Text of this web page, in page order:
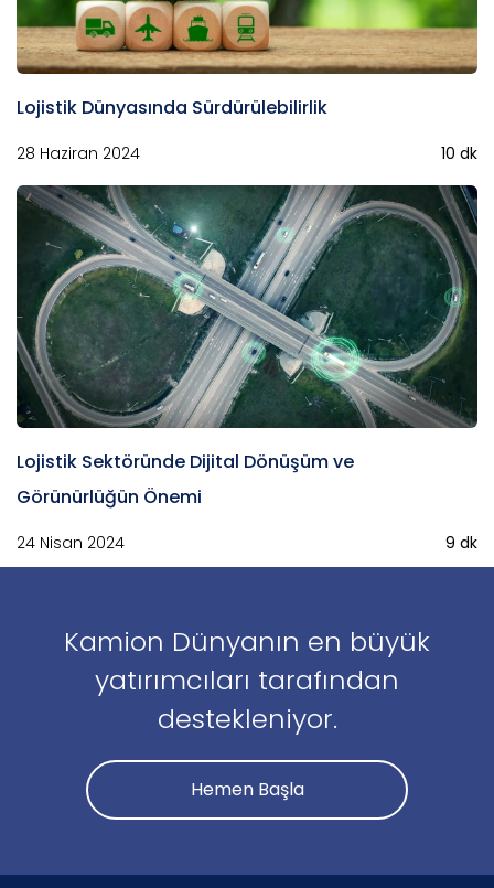
Lojistik Dünyasında Sürdürülebilirlik
28 Haziran 2024 10 dk
Lojistik Sektöründe Dijital Dönüşüm ve
Görünürlüğün Önemi
24 Nisan 2024 9 dk
Kamion Dünyanın en büyük
yatırımcıları tarafından
destekleniyor.
Hemen Başla